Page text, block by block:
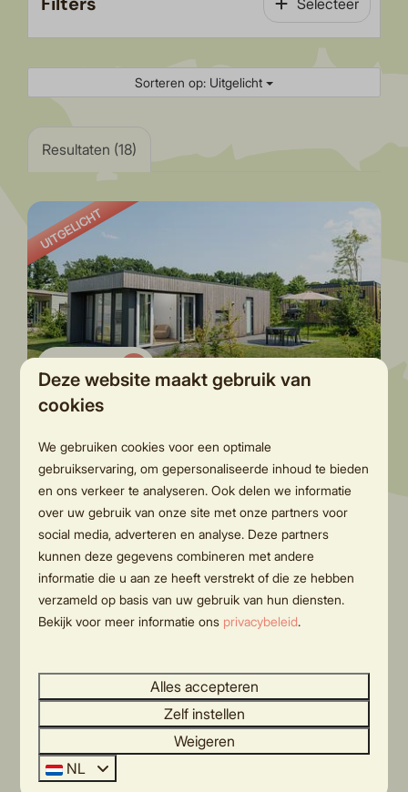
Selecteer
Sorteren op: Uitgelicht
Resultaten (18)
UITGELICHT
€ 305
twee badkamers | 4 personen
Overijssel, Rijssen
4
2
Sommige
Twee badkamers
badkamer ensuite
vlakbij de holterberg
UITGELICHT
Deze website maakt gebruik van
cookies
We gebruiken cookies voor een optimale
gebruikservaring, om gepersonaliseerde inhoud te bieden
en ons verkeer te analyseren. Ook delen we informatie
over uw gebruik van onze site met onze partners voor
social media, adverteren en analyse. Deze partners
kunnen deze gegevens combineren met andere
informatie die u aan ze heeft verstrekt of die ze hebben
verzameld op basis van uw gebruik van hun diensten.
Bekijk voor meer informatie ons privacybeleid.
Alles accepteren
Zelf instellen
Weigeren
NL